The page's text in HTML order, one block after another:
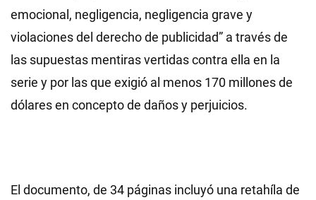
emocional, negligencia, negligencia grave y
violaciones del derecho de publicidad” a través de
las supuestas mentiras vertidas contra ella en la
serie y por las que exigió al menos 170 millones de
dólares en concepto de daños y perjuicios.
El documento, de 34 páginas incluyó una retahíla de